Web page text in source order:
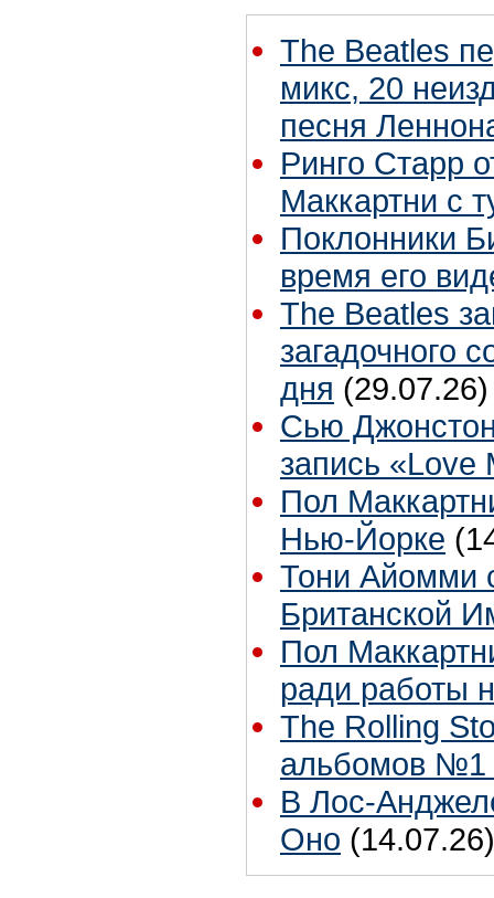
The Beatles
микс, 20
песня
Ринго Старр
Маккартни с
Поклонники
время его
The Beatles
загадочного
дня (29.07.26)
Сью
запись «Love
Пол
Нью-Йорке
Тони Айомми
Британской
Пол
ради работы
The Rolling
альбомов №1
В Лос-
Оно (14.07.26)